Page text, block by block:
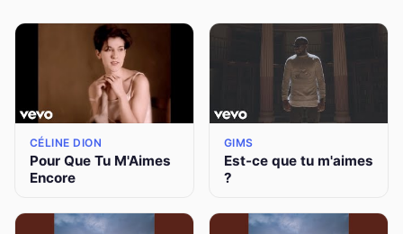
CÉLINE DION
Pour Que Tu M'Aimes
Encore
GIMS
Est-ce que tu m'aimes
?